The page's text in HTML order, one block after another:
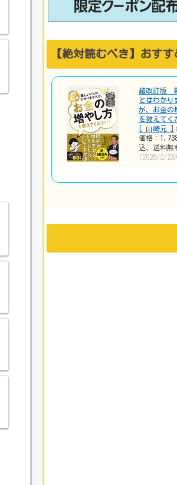
【絶対読むべき】おすす
超改訂版
とはわかり
が、お金の
を教えてく
[ 山崎元 ]
価格：
込、送料無
(2026/2/23